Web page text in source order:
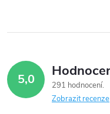
v
k5,0
291 hodnocení
Zobrazit recenze